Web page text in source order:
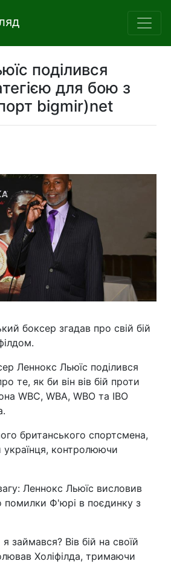
поділився
для бою з
bigmir)net
боксер згадав про свій бій
Леннокс Льюїс поділився
те, як би він вів бій проти
WBC, WBA, WBO та IBO
британського спортсмена,
українця, контролюючи
Леннокс Льюїс висловив
Ф'юрі в поєдинку з
займався? Вів бій на своїй
Холіфілда, тримаючи